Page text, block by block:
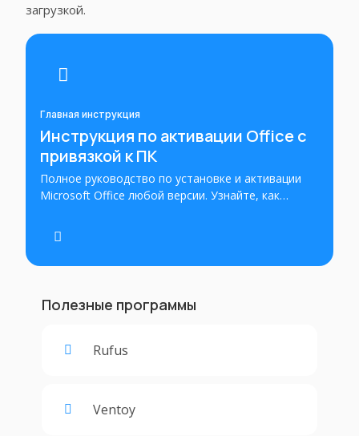
загрузкой.
Главная инструкция
Инструкция по активации Office с
привязкой к ПК
Полное руководство по установке и активации
Microsoft Office любой версии. Узнайте, как
вашем устройстве. Пошаговые инструкции для
успешной установки и активации Office с
использованием ключа продукта.
Полезные программы
Rufus
Ventoy